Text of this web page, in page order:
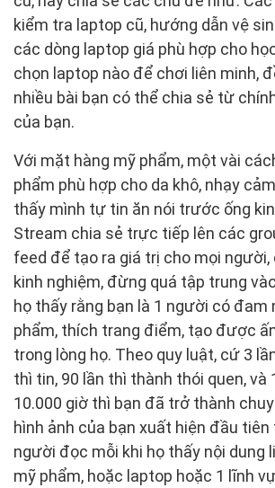
kiểm tra laptop cũ, hướng dẫn vệ
các dòng laptop giá phù hợp cho
chọn laptop nào để chơi liên minh,
nhiều bài bạn có thể chia sẻ từ
của bạn.
Với mặt hàng mỹ phẩm, một vài
phẩm phù hợp cho da khô, nhạy
thấy mình tự tin ăn nói trước ống
Stream chia sẻ trực tiếp lên các
feed để tạo ra giá trị cho mọi người,
kinh nghiệm, đừng quá tập trung
họ thấy rằng bạn là 1 người có đam
phẩm, thích trang điểm, tạo được
trong lòng họ. Theo quy luật, cứ 3
thì tin, 90 lần thì thành thói quen, và
10.000 giờ thì bạn đã trở thành
hình ảnh của bạn xuất hiện đầu
người đọc mỗi khi họ thấy nội dung
mỹ phẩm, hoặc laptop hoặc 1 lĩnh